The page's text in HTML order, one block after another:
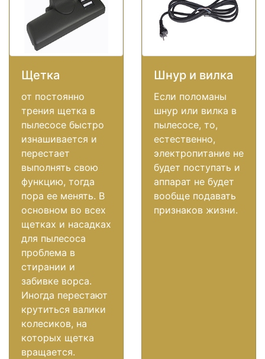
Щетка
от постоянно
трения щетка в
пылесосе быстро
изнашивается и
перестает
выполнять свою
функцию, тогда
пора ее менять. В
основном во всех
щетках и насадках
для пылесоса
проблема в
стирании и
забивке ворса.
Иногда перестают
крутиться валики
колесиков, на
которых щетка
вращается.
Шнур и вилка
Если поломаны
шнур или вилка в
пылесосе, то,
естественно,
электропитание не
будет поступать и
аппарат не будет
вообще подавать
признаков жизни.